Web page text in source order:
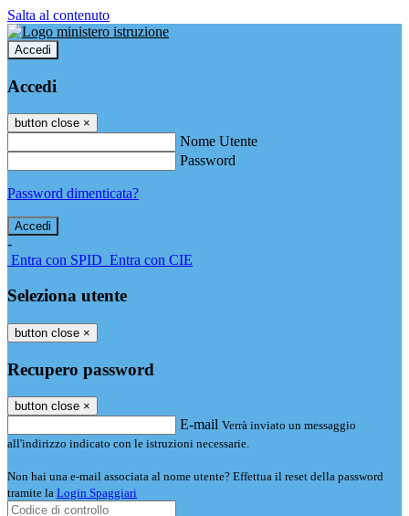
Salta al contenuto
Accedi
Accedi
button close ×
Nome Utente
Password
Password dimenticata?
-
Entra con SPID Entra con CIE
Seleziona utente
button close ×
Recupero password
button close ×
E-mail Verrà inviato un messaggio
all'indirizzo indicato con le istruzioni necessarie.
Non hai una e-mail associata al nome utente? Effettua il reset della password
tramite la Login Spaggiari